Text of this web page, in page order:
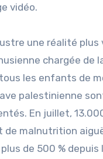
vidéo.
une réalité plus
chargée de
les enfants de
palestinienne
En juillet,
de malnutrition
de 500 % depuis